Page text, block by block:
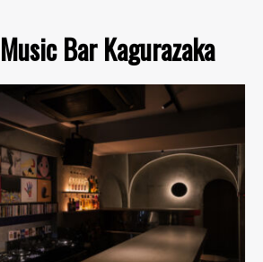
Bar Kagurazaka